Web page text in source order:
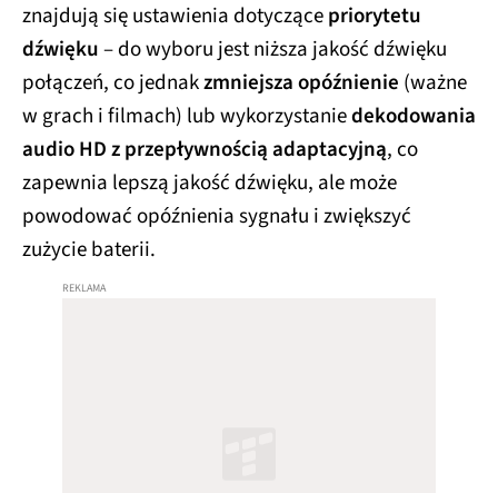
znajdują się ustawienia dotyczącepriorytetu
dźwięku– do wyboru jest niższa jakość dźwięku
połączeń, co jednakzmniejsza opóźnienie (ważne
w grach i filmach) lub wykorzystaniedekodowania
audio HD z przepływnością adaptacyjną, co
zapewnia lepszą jakość dźwięku, ale może
powodować opóźnienia sygnału i zwiększyć
zużycie baterii.